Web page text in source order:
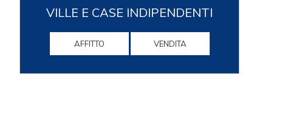
VILLE E CASE INDIPENDENTI
AFFITTO VENDITA